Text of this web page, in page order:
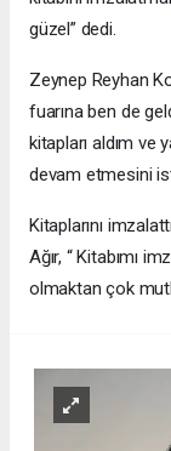
güzel” dedi.
Zeynep Reyhan
fuarına ben de
kitapları aldım ve
devam etmesini
Kitaplarını
Ağır, “ Kitabımı
olmaktan çok